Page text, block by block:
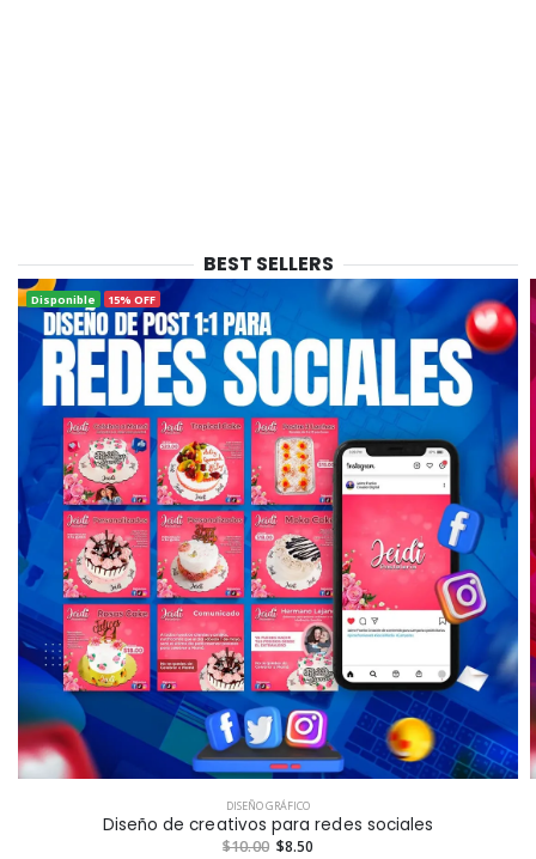
BEST SELLERS
Disponible 15% OFF
DISEÑO GRÁFICO
Diseño de creativos para redes sociales
$10.00 $8.50